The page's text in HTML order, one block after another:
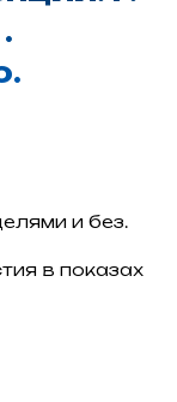
и без.
в показах